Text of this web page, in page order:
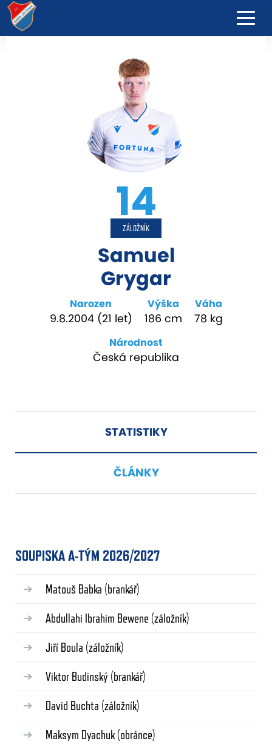
14
ZÁLOŽNÍK
Samuel
Grygar
Narozen
9.8.2004 (21 let)
Výška
186 cm
Váha
78 kg
Národnost
Česká republika
STATISTIKY
ČLÁNKY
SOUPISKA A-TÝM 2026/2027
Matouš Babka (brankář)
Abdullahi Ibrahim Bewene (záložník)
Jiří Boula (záložník)
Viktor Budinský (brankář)
David Buchta (záložník)
Maksym Dyachuk (obránce)